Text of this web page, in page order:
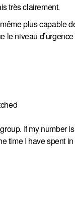
très clairement.
même plus
le niveau
If my number
time I have spent